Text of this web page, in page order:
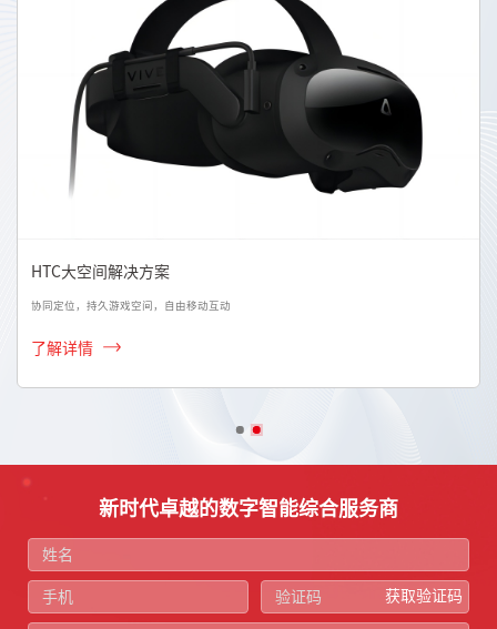
HTC大空间解决方案
协同定位，持久游戏空间，自由移动互动
了解详情
新时代卓越的数字智能综合服务商
获取验证码